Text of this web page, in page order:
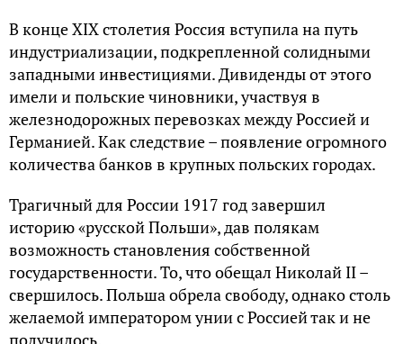
В конце XIX столетия Россия вступила на путь
индустриализации, подкрепленной солидными
западными инвестициями. Дивиденды от этого
имели и польские чиновники, участвуя в
железнодорожных перевозках между Россией и
Германией. Как следствие – появление огромного
количества банков в крупных польских городах.
Трагичный для России 1917 год завершил
историю «русской Польши», дав полякам
возможность становления собственной
государственности. То, что обещал Николай II –
свершилось. Польша обрела свободу, однако столь
желаемой императором унии с Россией так и не
получилось.